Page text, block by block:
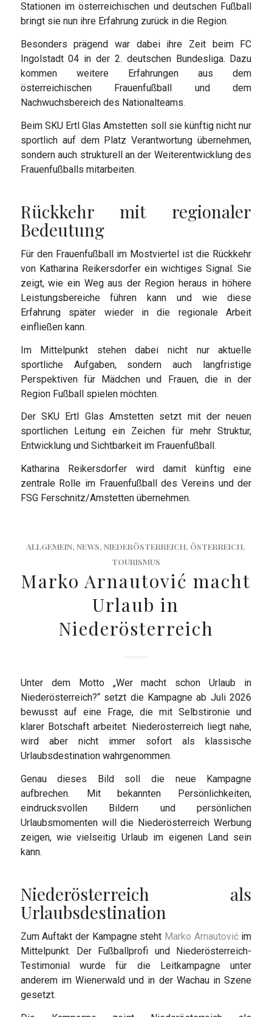
Stationen im österreichischen und deutschen Fußball
bringt sie nun ihre Erfahrung zurück in die Region.
Besonders prägend war dabei ihre Zeit beim FC
Ingolstadt 04 in der 2. deutschen Bundesliga. Dazu
kommen weitere Erfahrungen aus dem
österreichischen Frauenfußball und dem
Nachwuchsbereich des Nationalteams.
Beim SKU Ertl Glas Amstetten soll sie künftig nicht nur
sportlich auf dem Platz Verantwortung übernehmen,
sondern auch strukturell an der Weiterentwicklung des
Frauenfußballs mitarbeiten.
Rückkehr mit regionaler
Bedeutung
Für den Frauenfußball im Mostviertel ist die Rückkehr
von Katharina Reikersdorfer ein wichtiges Signal. Sie
zeigt, wie ein Weg aus der Region heraus in höhere
Leistungsbereiche führen kann und wie diese
Erfahrung später wieder in die regionale Arbeit
einfließen kann.
Im Mittelpunkt stehen dabei nicht nur aktuelle
sportliche Aufgaben, sondern auch langfristige
Perspektiven für Mädchen und Frauen, die in der
Region Fußball spielen möchten.
Der SKU Ertl Glas Amstetten setzt mit der neuen
sportlichen Leitung ein Zeichen für mehr Struktur,
Entwicklung und Sichtbarkeit im Frauenfußball.
Katharina Reikersdorfer wird damit künftig eine
zentrale Rolle im Frauenfußball des Vereins und der
FSG Ferschnitz/Amstetten übernehmen.
ALLGEMEIN ,NEWS ,NIEDERÖSTERREICH ÖSTERREICH
TOURISMUS
Marko Arnautović macht
Urlaub in
Niederösterreich
Unter dem Motto „Wer macht schon Urlaub in
Niederösterreich?“ setzt die Kampagne ab Juli 2026
bewusst auf eine Frage, die mit Selbstironie und
klarer Botschaft arbeitet: Niederösterreich liegt nahe,
wird aber nicht immer sofort als klassische
Urlaubsdestination wahrgenommen.
Genau dieses Bild soll die neue Kampagne
aufbrechen. Mit bekannten Persönlichkeiten,
eindrucksvollen Bildern und persönlichen
Urlaubsmomenten will die Niederösterreich Werbung
zeigen, wie vielseitig Urlaub im eigenen Land sein
kann.
Niederösterreich als
Urlaubsdestination
Zum Auftakt der Kampagne steht Marko Arnautovićim
Mittelpunkt. Der Fußballprofi und Niederösterreich-
Testimonial wurde für die Leitkampagne unter
anderem im Wienerwald und in der Wachau in Szene
gesetzt.